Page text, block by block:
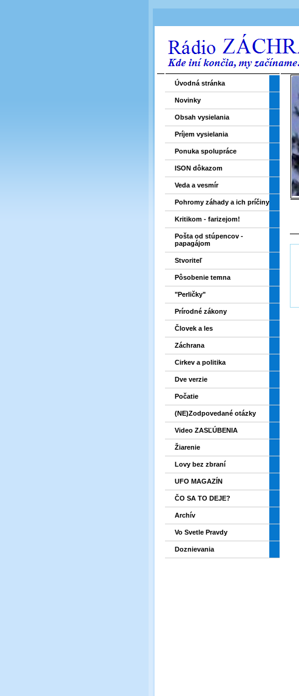
Úvodná stránka
Novinky
Obsah vysielania
Príjem vysielania
Ponuka spolupráce
ISON dôkazom
Veda a vesmír
Pohromy záhady a ich príčiny
Kritikom - farizejom!
Pošta od stúpencov -
papagájom
Stvoriteľ
Pôsobenie temna
"Perličky"
Prírodné zákony
Človek a les
Záchrana
Cirkev a politika
Dve verzie
Počatie
(NE)Zodpovedané otázky
Video ZASĽÚBENIA
Žiarenie
Lovy bez zbraní
UFO MAGAZÍN
ČO SA TO DEJE?
Archív
Vo Svetle Pravdy
Doznievania